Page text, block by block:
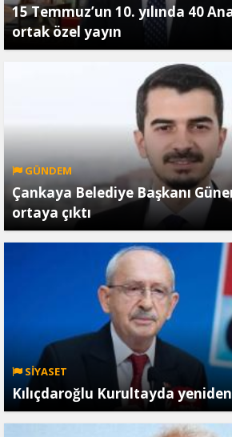
15 Temmuz’un 10. yılında 40
ortak özel yayın
GÜNDEM
Çankaya Belediye Başkanı
ortaya çıktı
SİYASET
Kılıçdaroğlu Kurultayda